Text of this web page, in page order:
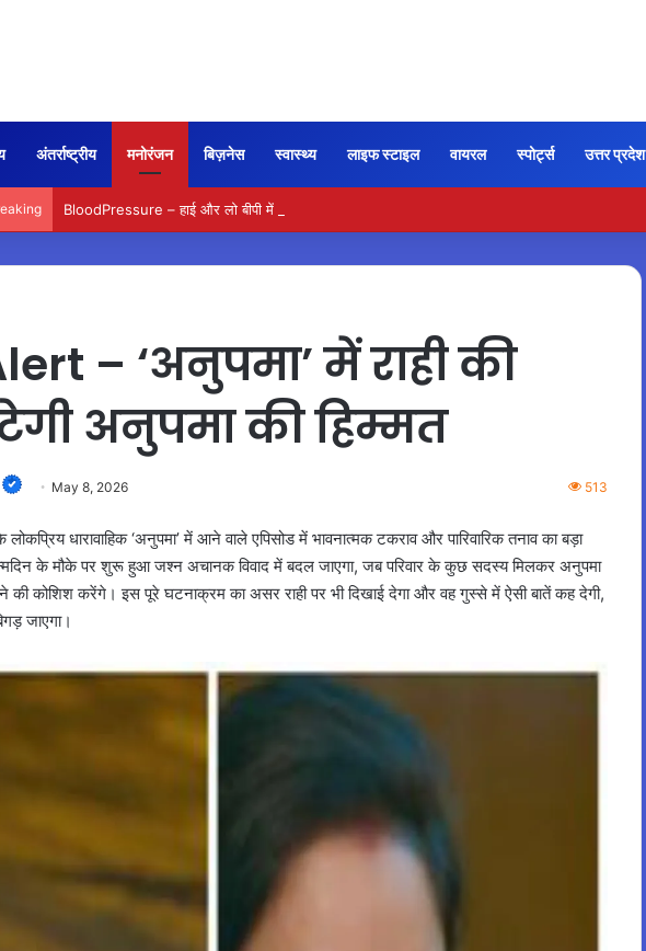
अंतर्राष्ट्रीय मनोरंजन बिज़नेस स्वास्थ्य लाइफ स्टाइल वायरल स्पोर्ट्स उत्तर प्रदेश
BloodPressure – हाई और लो बीपी में कितना नमक खाना सही, डॉक्टर ने बताया सुरक्षित मात्रा…
– ‘अनुपमा’ में राही की
अनुपमा की हिम्मत
May 8, 2026 513
धारावाहिक ‘अनुपमा’ में आने वाले एपिसोड में भावनात्मक टकराव और पारिवारिक तनाव का बड़ा
के मौके पर शुरू हुआ जश्न अचानक विवाद में बदल जाएगा, जब परिवार के कुछ सदस्य मिलकर अनुपमा
कोशिश करेंगे। इस पूरे घटनाक्रम का असर राही पर भी दिखाई देगा और वह गुस्से में ऐसी बातें कह देगी,
जाएगा।